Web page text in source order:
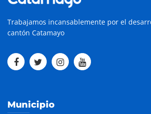
Trabajamos incansablemente por el
cantón Catamayo
Municipio